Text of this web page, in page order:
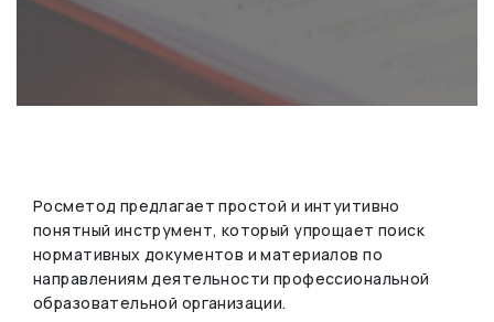
Росметод предлагает простой и интуитивно
понятный инструмент, который упрощает поиск
нормативных документов и материалов по
направлениям деятельности профессиональной
образовательной организации.